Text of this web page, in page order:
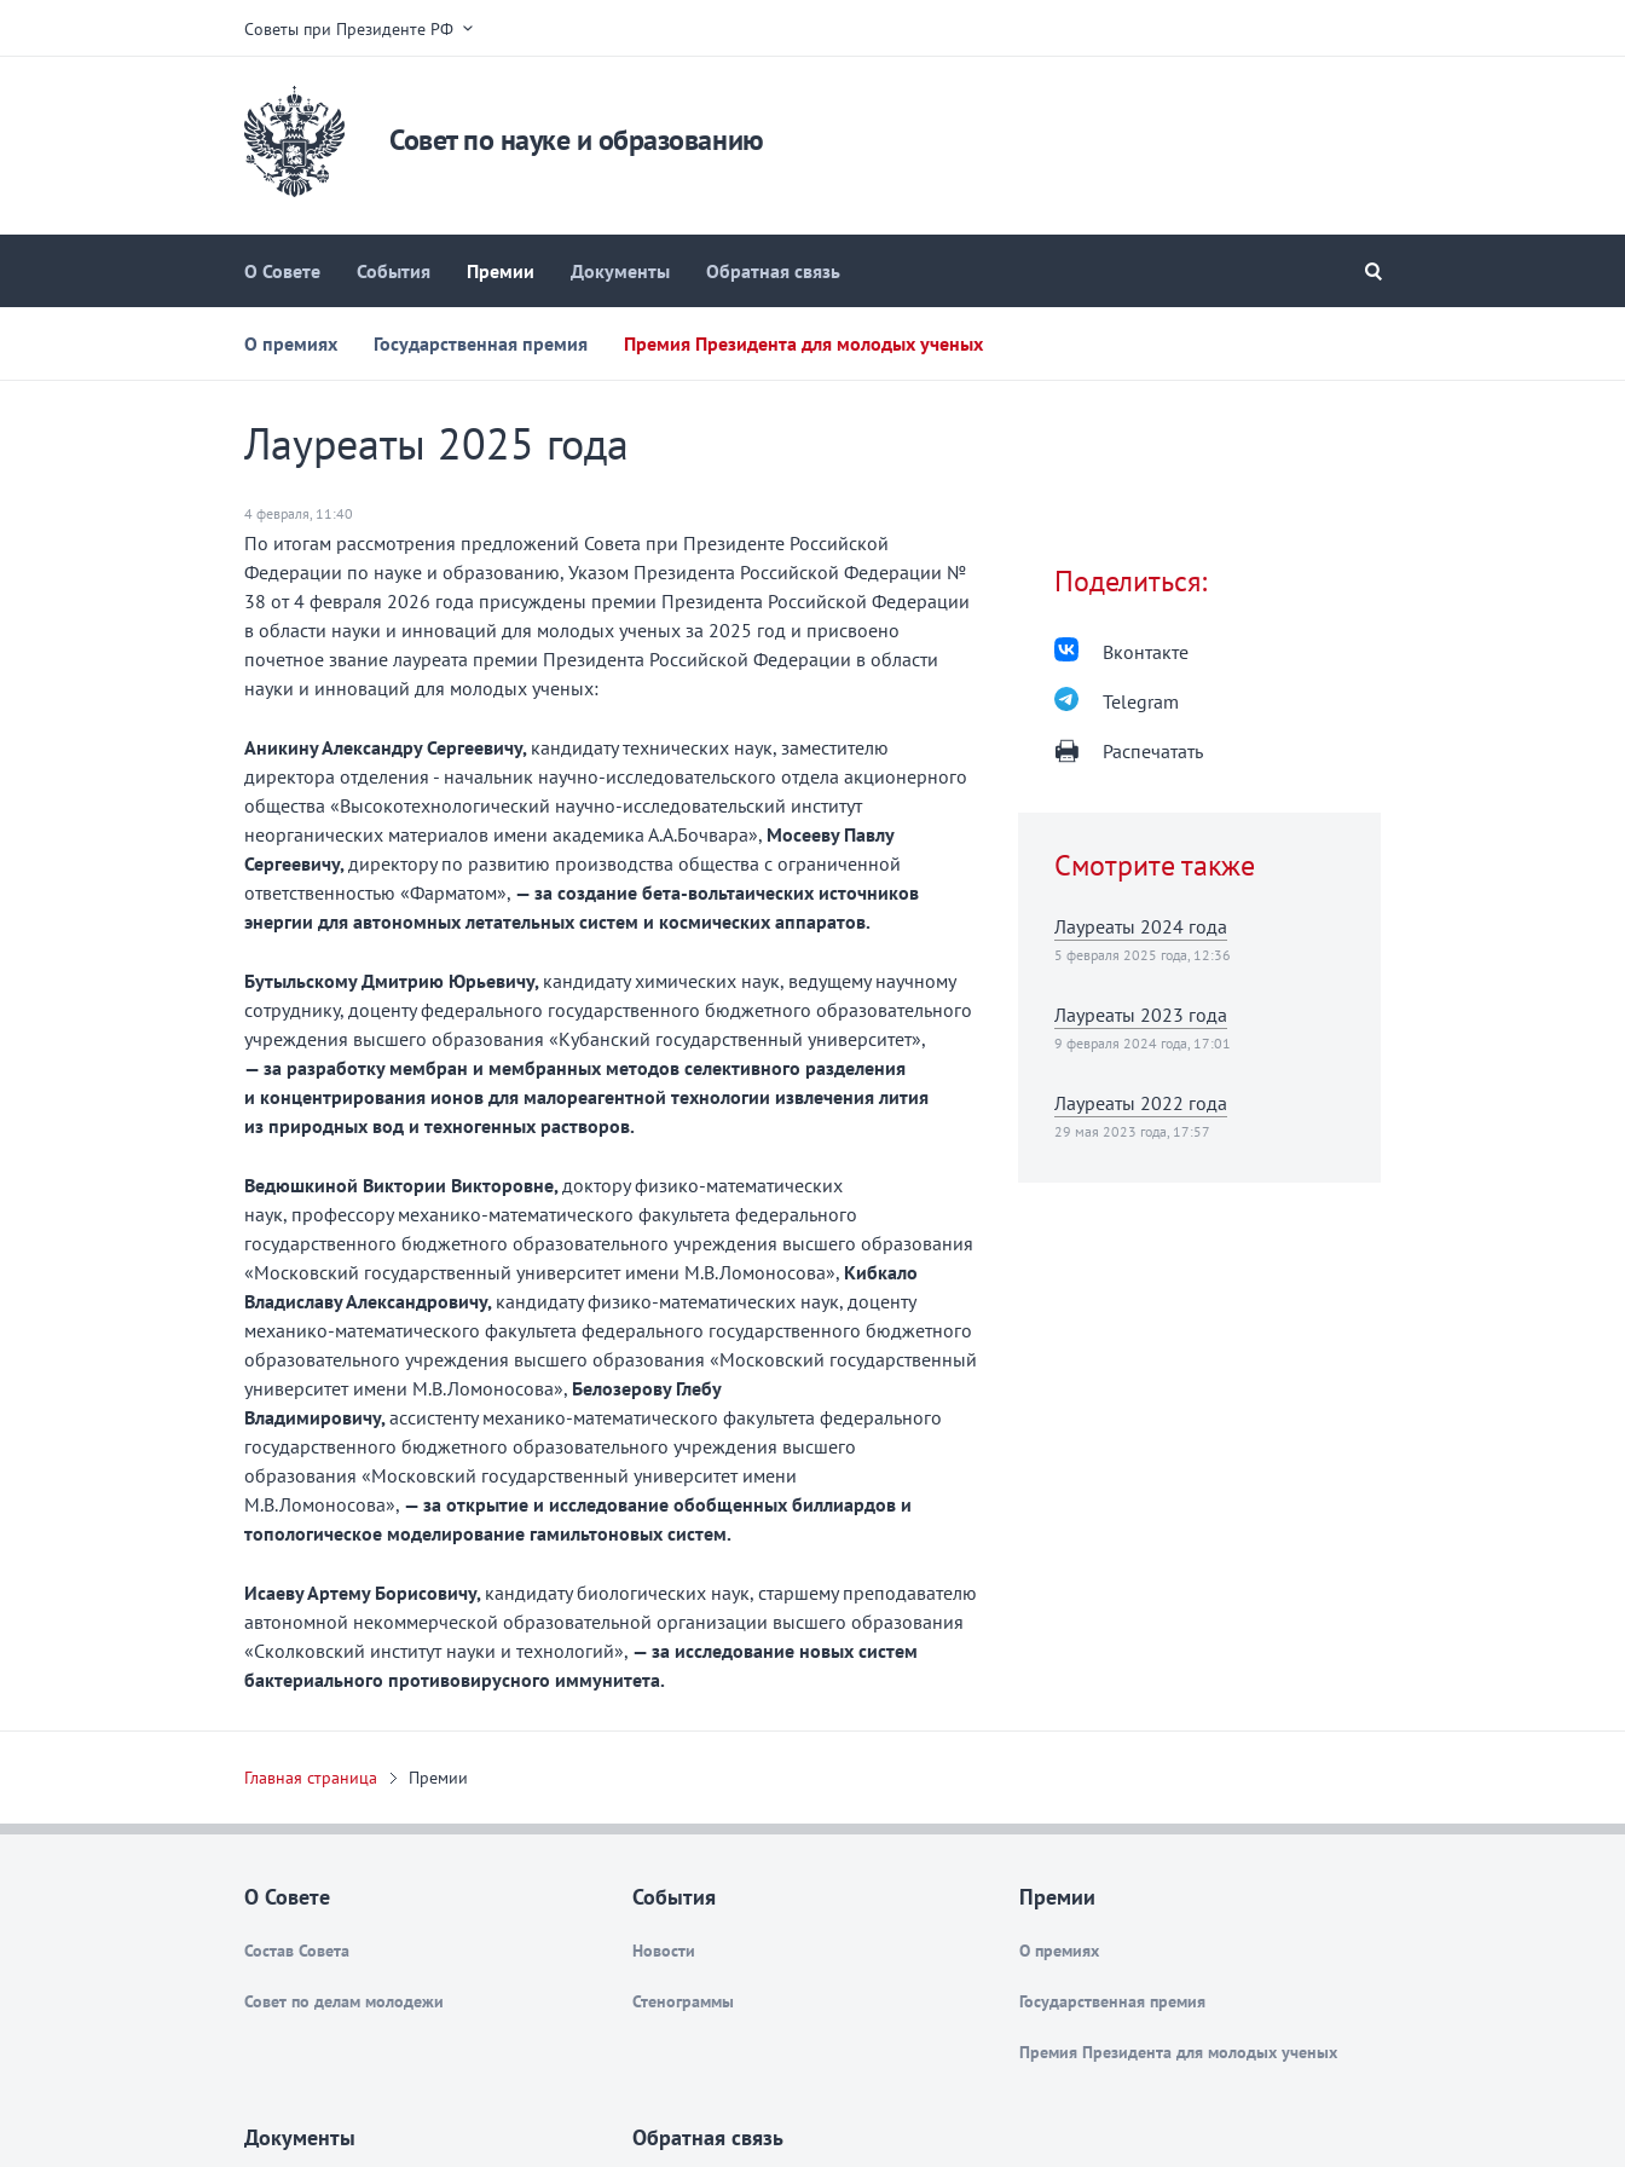
Советы при Президенте РФ
Совет по науке и образованию
О Совете События Премии Документы Обратная связь
О премиях Государственная премия Премия Президента для молодых ученых
Лауреаты 2025 года
4 февраля, 11:40
По итогам рассмотрения предложений Совета при Президенте Российской
Федерации по науке и образованию, Указом Президента Российской Федерации №
38 от 4 февраля 2026 года присуждены премии Президента Российской Федерации
в области науки и инноваций для молодых ученых за 2025 год и присвоено
почетное звание лауреата премии Президента Российской Федерации в области
науки и инноваций для молодых ученых:
Аникину Александру Сергеевичу, кандидату технических наук, заместителю
директора отделения - начальник научно-исследовательского отдела акционерного
общества «Высокотехнологический научно-исследовательский институт
неорганических материалов имени академика А.А.Бочвара», Мосееву Павлу
Сергеевичу,директору по развитию производства общества с ограниченной
ответственностью «Фарматом», — за создание бета-вольтаических источников
энергии для автономных летательных систем и космических аппаратов.
Бутыльскому Дмитрию Юрьевичу, кандидату химических наук, ведущему научному
сотруднику, доценту федерального государственного бюджетного образовательного
учреждения высшего образования «Кубанский государственный университет»,
— за разработку мембран и мембранных методов селективного разделения
и концентрирования ионов для малореагентной технологии извлечения лития
из природных вод и техногенных растворов.
Ведюшкиной Виктории Викторовне,доктору физико-математических
наук, профессору механико-математического факультета федерального
государственного бюджетного образовательного учреждения высшего образования
«Московский государственный университет имени М.В.Ломоносова», Кибкало
Владиславу Александровичу, кандидату физико-математических наук, доценту
механико-математического факультета федерального государственного бюджетного
образовательного учреждения высшего образования «Московский государственный
университет имени М.В.Ломоносова», Белозерову Глебу
Владимировичу,ассистенту механико-математического факультета федерального
государственного бюджетного образовательного учреждения высшего
образования «Московский государственный университет имени
М.В.Ломоносова», — за открытие и исследование обобщенных биллиардов и
топологическое моделирование гамильтоновых систем.
Исаеву Артему Борисовичу, кандидату биологических наук, старшему преподавателю
автономной некоммерческой образовательной организации высшего образования
«Сколковский институт науки и технологий», — за исследование новых систем
бактериального противовирусного иммунитета.
Поделиться:
Вконтакте
Telegram
Распечатать
Смотрите также
Лауреаты 2024 года
5 февраля 2025 года, 12:36
Лауреаты 2023 года
9 февраля 2024 года, 17:01
Лауреаты 2022 года
29 мая 2023 года, 17:57
Главная страница Премии
О Совете
Состав Совета
Совет по делам молодежи
События
Новости
Стенограммы
Премии
О премиях
Государственная премия
Премия Президента для молодых ученых
Документы Обратная связь